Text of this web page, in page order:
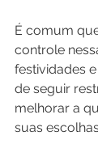
É comum
controle
festividades
de seguir
melhorar a
suas